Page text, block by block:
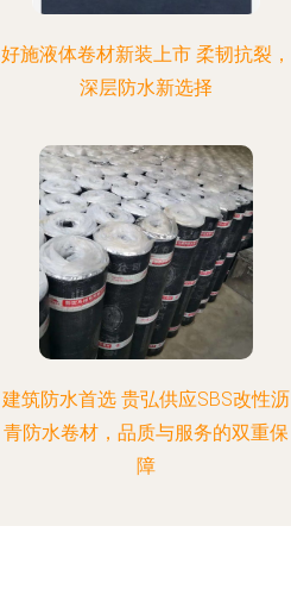
好施液体卷材新装上市 柔韧抗裂，
深层防水新选择
建筑防水首选 贵弘供应SBS改性沥
青防水卷材，品质与服务的双重保
障